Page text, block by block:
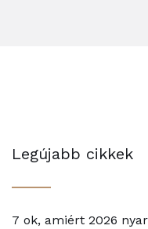
Legújabb cikkek
7 ok, amiért 2026